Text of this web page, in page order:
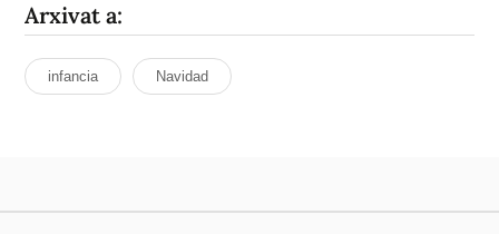
Arxivat a:
infancia Navidad